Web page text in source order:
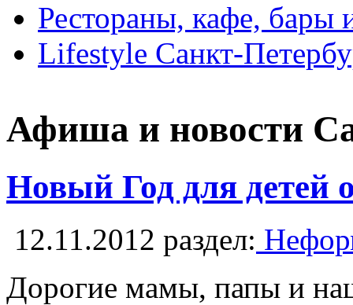
Рестораны, кафе, бары
Lifestyle Санкт-
Афиша и новости
Новый Год для детей
12.11.2012 раздел:
Дорогие мамы, папы и